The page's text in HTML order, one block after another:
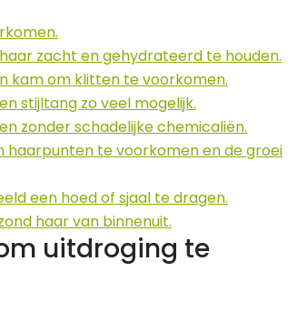
zacht en gehydrateerd te houden.
kam om klitten te voorkomen.
stijltang zo veel mogelijk.
zonder schadelijke chemicaliën.
te voorkomen en de groei
een hoed of sjaal te dragen.
haar van binnenuit.
uitdroging te